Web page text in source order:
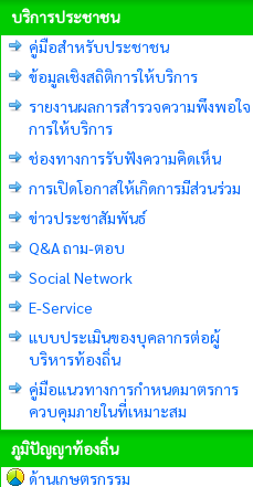
บริการประชาชน
คู่มือสำหรับประชาชน
ข้อมูลเชิงสถิติการให้บริการ
รายงานผลการสำรวจความพึงพอใจ
การให้บริการ
ช่องทางการรับฟังความคิดเห็น
การเปิดโอกาสให้เกิดการมีส่วนร่วม
ข่าวประชาสัมพันธ์
Q&A ถาม-ตอบ
Social Network
E-Service
แบบประเมินของบุคลากรต่อผู้
บริหารท้องถิ่น
คู่มือแนวทางการกำหนดมาตรการ
ควบคุมภายในที่เหมาะสม
ภูมิปัญญาท้องถิ่น
ด้านเกษตรกรรม